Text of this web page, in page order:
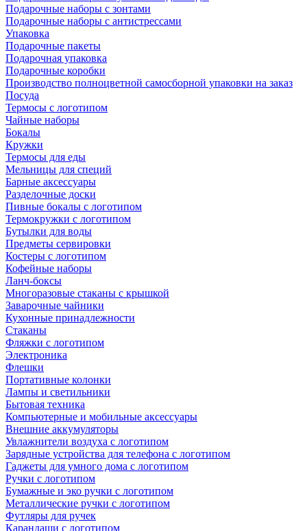
Подарочные наборы с зонтами
Подарочные наборы с антистрессами
Упаковка
Подарочные пакеты
Подарочная упаковка
Подарочные коробки
Производство полноцветной самосборной упаковки на заказ
Посуда
Термосы с логотипом
Чайные наборы
Бокалы
Кружки
Термосы для еды
Мельницы для специй
Барные аксессуары
Разделочные доски
Пивные бокалы с логотипом
Термокружки с логотипом
Бутылки для воды
Предметы сервировки
Костеры с логотипом
Кофейные наборы
Ланч-боксы
Многоразовые стаканы с крышкой
Заварочные чайники
Кухонные принадлежности
Стаканы
Фляжки с логотипом
Электроника
Флешки
Портативные колонки
Лампы и светильники
Бытовая техника
Компьютерные и мобильные аксессуары
Внешние аккумуляторы
Увлажнители воздуха с логотипом
Зарядные устройства для телефона с логотипом
Гаджеты для умного дома с логотипом
Ручки с логотипом
Бумажные и эко ручки с логотипом
Металлические ручки с логотипом
Футляры для ручек
Карандаши с логотипом